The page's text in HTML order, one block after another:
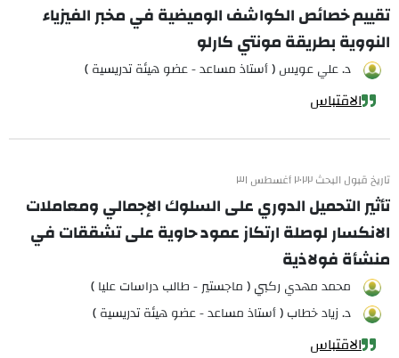
تقييم خصائص الكواشف الوميضية في مخبر الفيزياء
النووية بطريقة مونتي كارلو
د. علي عويس ( أستاذ مساعد - عضو هيئة تدريسية )
الاقتباس
تاريخ قبول البحث ٢٠٢٢ أغسطس ٣١
تأثير التحميل الدوري على السلوك الإجمالي ومعاملات
الانكسار لوصلة ارتكاز عمود حاوية على تشققات في
منشأة فولاذية
محمد مهدي ركبي ( ماجستير - طالب دراسات عليا )
د. زياد خطاب ( أستاذ مساعد - عضو هيئة تدريسية )
الاقتباس